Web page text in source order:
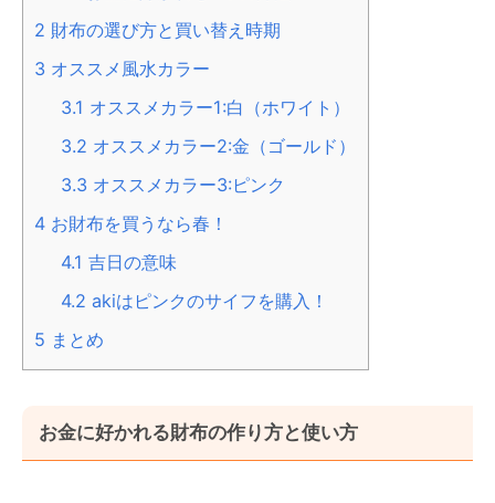
2 財布の選び方と買い替え時期
3 オススメ風水カラー
3.1 オススメカラー1:白（ホワイト）
3.2 オススメカラー2:金（ゴールド）
3.3 オススメカラー3:ピンク
4 お財布を買うなら春！
4.1 吉日の意味
4.2 akiはピンクのサイフを購入！
5 まとめ
お金に好かれる財布の作り方と使い方